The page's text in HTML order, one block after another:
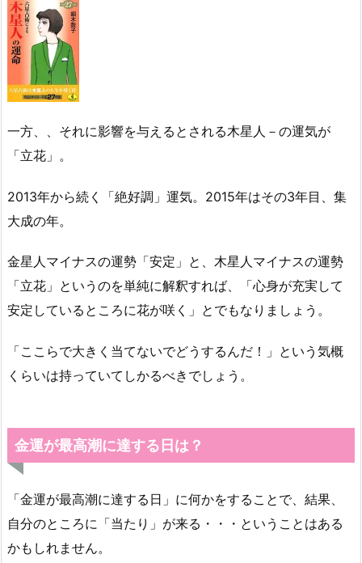
一方、、それに影響を与えるとされる木星人－の運気が
「立花」。
2013年から続く「絶好調」運気。2015年はその3年目、集
大成の年。
金星人マイナスの運勢「安定」と、木星人マイナスの運勢
「立花」というのを単純に解釈すれば、「心身が充実して
安定しているところに花が咲く」とでもなりましょう。
「ここらで大きく当てないでどうするんだ！」という気概
くらいは持っていてしかるべきでしょう。
金運が最高潮に達する日は？
「金運が最高潮に達する日」に何かをすることで、結果、
自分のところに「当たり」が来る・・・ということはある
かもしれません。